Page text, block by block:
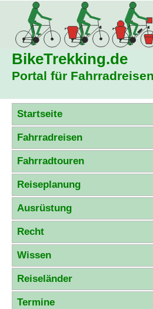
BikeTrekking.de
Portal für
Startseite
Fahrradreisen
Fahrradtouren
Reiseplanung
Ausrüstung
Recht
Wissen
Reiseländer
Termine